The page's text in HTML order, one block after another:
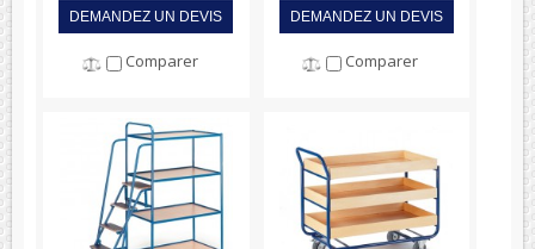
DEMANDEZ UN DEVIS
Comparer
DEMANDEZ UN DEVIS
Comparer